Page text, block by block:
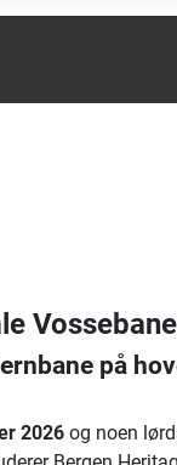
på
2026 og noen